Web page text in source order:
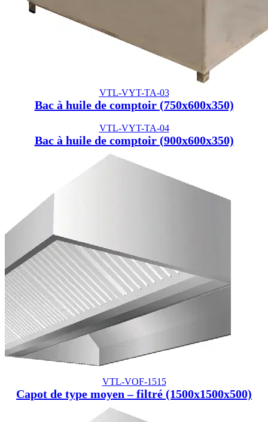
VTL-VYT-TA-03
Bac à huile de comptoir (750x600x350)
VTL-VYT-TA-04
Bac à huile de comptoir (900x600x350)
VTL-VOF-1515
Capot de type moyen – filtré (1500x1500x500)